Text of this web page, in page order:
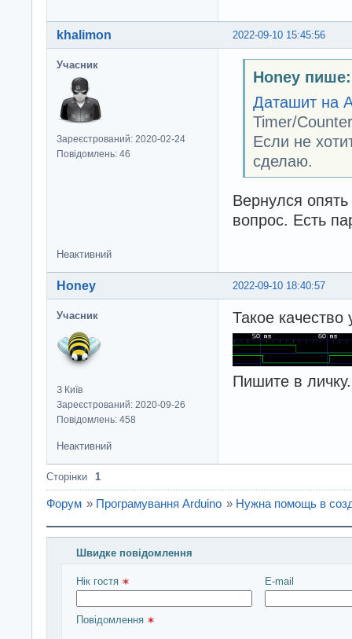
2022-09-10 15:45:56
khalimon
Учасник
Зареєстрований: 2020-02-24
Повідомлень: 46
Honey пише:
Даташит на
Timer/
Если не
сделаю.
Вернулся
вопрос. Есть
Неактивний
2022-09-10 18:40:57
Honey
Учасник
З Київ
Зареєстрований: 2020-09-26
Повідомлень: 458
Такое качество
Пишите в личку.
Неактивний
Сторінки 1
Форум » Програмування Arduino » Нужна помощь в
Швидке повідомлення
Введіть повідомлення і натисніть Надіслати
Нік гостя E-mail
Повідомлення